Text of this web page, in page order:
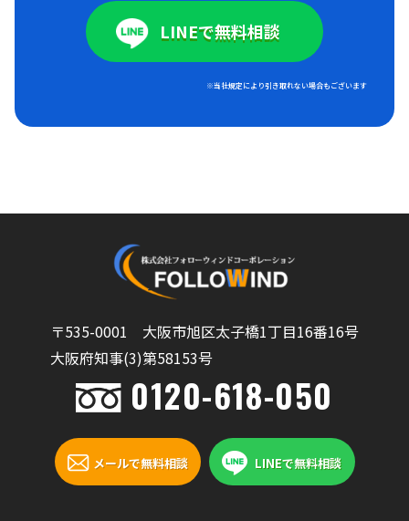
LINEで無料相談
※当社規定により引き取れない場合もございます
〒535-0001 大阪市旭区太子橋1丁目16番16号
大阪府知事(3)第58153号
0120-618-050
メールで無料相談 LINEで無料相談